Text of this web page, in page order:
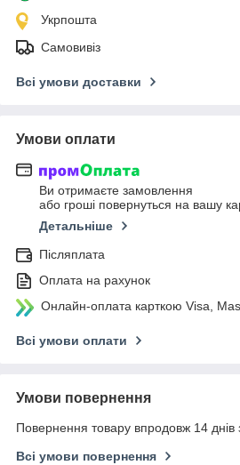
Укрпошта
Самовивіз
Всі умови доставки
Умови оплати
Ви отримаєте замовлення
або гроші повернуться на вашу
Детальніше
Післяплата
Оплата на рахунок
Онлайн-оплата карткою Visa,
Всі умови оплати
Умови повернення
Повернення товару впродовж 14 днів
Всі умови повернення